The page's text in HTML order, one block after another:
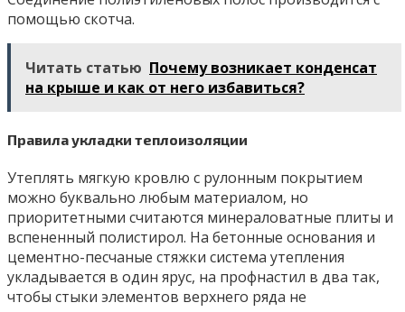
помощью скотча.
Читать статью Почему возникает конденсат
на крыше и как от него избавиться?
Правила укладки теплоизоляции
Утеплять мягкую кровлю с рулонным покрытием
можно буквально любым материалом, но
приоритетными считаются минераловатные плиты и
вспененный полистирол. На бетонные основания и
цементно-песчаные стяжки система утепления
укладывается в один ярус, на профнастил в два так,
чтобы стыки элементов верхнего ряда не